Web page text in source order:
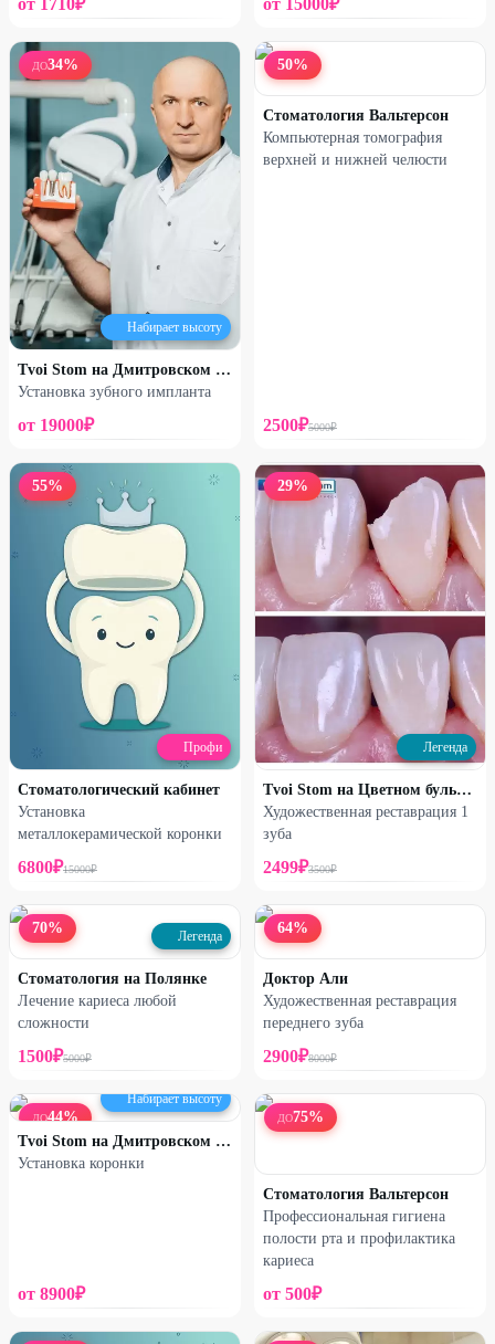
от 1710₽ от 15000₽
ДО34%
Набирает высоту
Tvoi Stom на Дмитровском шоссе
Установка зубного импланта
от 19000₽
50%
Стоматология Вальтерсон
Компьютерная томография
верхней и нижней челюсти
2500₽5000₽
55%
Профи
Стоматологический кабинет
Установка
металлокерамической коронки
6800₽15000₽
29%
Легенда
Tvoi Stom на Цветном бульваре
Художественная реставрация 1
зуба
2499₽3500₽
70% Легенда
Стоматология на Полянке
Лечение кариеса любой
сложности
1500₽5000₽
64%
Доктор Али
Художественная реставрация
переднего зуба
2900₽8000₽
ДО44%
Набирает высоту
Tvoi Stom на Дмитровском шоссе
Установка коронки
от 8900₽
ДО75%
Стоматология Вальтерсон
Профессиональная гигиена
полости рта и профилактика
кариеса
от 500₽